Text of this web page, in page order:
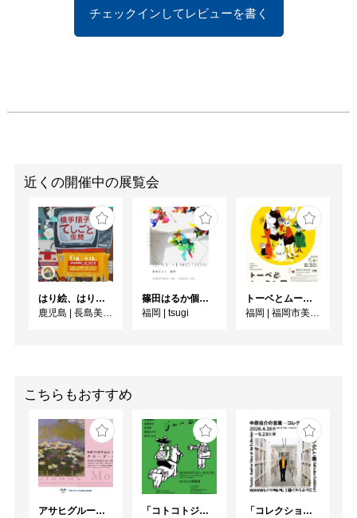
チェックインしてレビューを書く
近くの開催中の展覧会
はり絵、はり子と消しゴムはんこ 横手順子のてしごと空間
鹿児島 | 長島美術館
篠田はるか個展「1DAY:4EMOTION」
福岡 | tsugi
トーベとムーミン展 ～とっておきのものを探 しに～
福岡 | 福岡市美術館
こちらもおすすめ
アサヒグループ大山崎山荘美術館 開館30周年記念展「没後100年 クロード・モネ」
「コトコトジャーニー」
「コレクション展Ⅰ 中原佑介の言葉－コレクションを見るあたらしい眼」